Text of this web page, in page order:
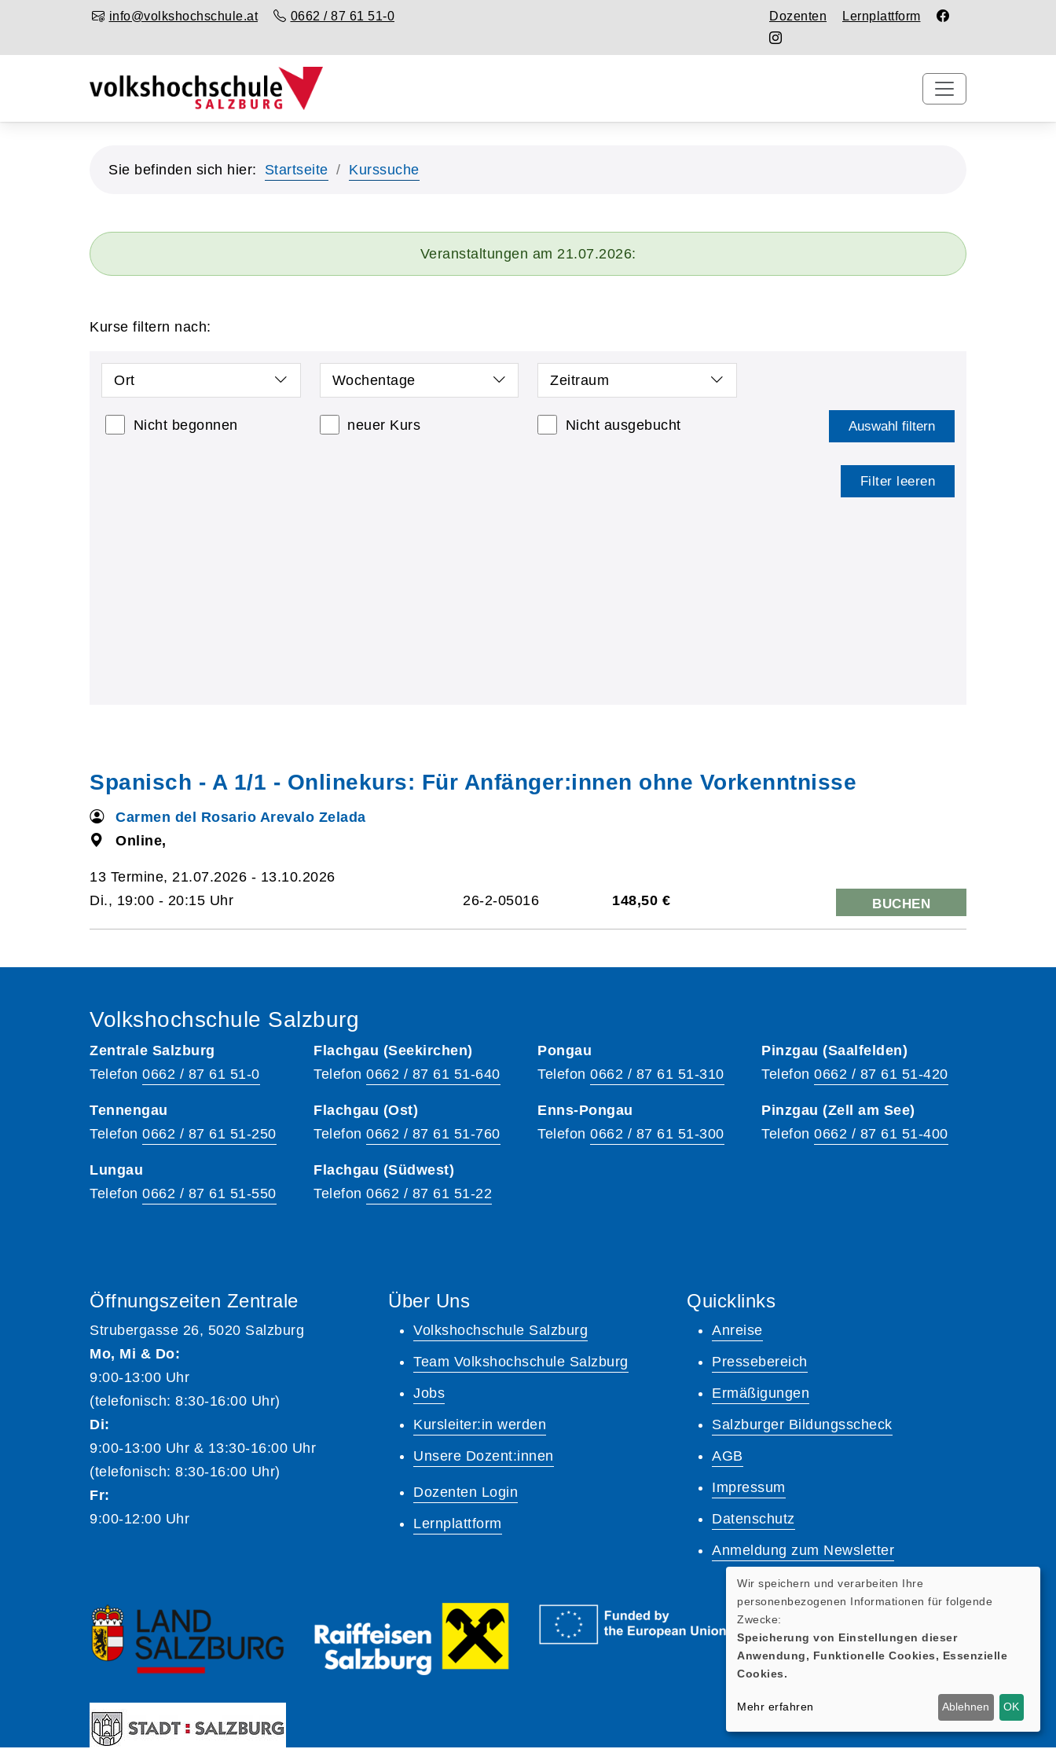
info@volkshochschule.at 0662 / 87 61 51-0 Dozenten Lernplattform
Sie befinden sich hier: Startseite Kurssuche
Veranstaltungen am 21.07.2026:
Kurse filtern nach:
Ort Wochentage Zeitraum
Nicht begonnen neuer Kurs Nicht ausgebucht Auswahl filtern
Filter leeren
Spanisch - A 1/1 - Onlinekurs: Für Anfänger:innen ohne Vorkenntnisse
Carmen del Rosario Arevalo Zelada
Online,
13 Termine, 21.07.2026 - 13.10.2026
Di., 19:00 - 20:15 Uhr
26-2-05016 148,50 € BUCHEN
Volkshochschule Salzburg
Zentrale Salzburg
Telefon 0662 / 87 61 51-0
Tennengau
Telefon 0662 / 87 61 51-250
Lungau
Telefon 0662 / 87 61 51-550
Flachgau (Seekirchen)
Telefon 0662 / 87 61 51-640
Flachgau (Ost)
Telefon 0662 / 87 61 51-760
Flachgau (Südwest)
Telefon 0662 / 87 61 51-22
Pongau
Telefon 0662 / 87 61 51-310
Enns-Pongau
Telefon 0662 / 87 61 51-300
Pinzgau (Saalfelden)
Telefon 0662 / 87 61 51-420
Pinzgau (Zell am See)
Telefon 0662 / 87 61 51-400
Öffnungszeiten Zentrale
Strubergasse 26, 5020 Salzburg
Mo, Mi & Do:
9:00-13:00 Uhr
(telefonisch: 8:30-16:00 Uhr)
Di:
9:00-13:00 Uhr & 13:30-16:00 Uhr
(telefonisch: 8:30-16:00 Uhr)
Fr:
9:00-12:00 Uhr
Über Uns
Volkshochschule Salzburg
Team Volkshochschule Salzburg
Jobs
Kursleiter:in werden
Unsere Dozent:innen
Dozenten Login
Lernplattform
Quicklinks
Anreise
Pressebereich
Ermäßigungen
Salzburger Bildungsscheck
AGB
Impressum
Datenschutz
Anmeldung zum Newsletter
Wir speichern und verarbeiten Ihre
personenbezogenen Informationen für folgende
Zwecke:
Speicherung von Einstellungen dieser
Anwendung, Funktionelle Cookies, Essenzielle
Cookies.
Mehr erfahren Ablehnen OK